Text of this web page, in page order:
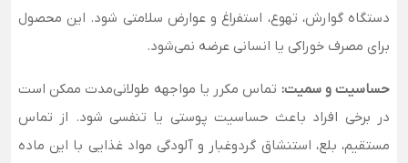
دستگاه گوارش، تهوع، استفراغ و عوارض سلامتی شود. این محصول
برای مصرف خوراکی یا انسانی عرضه نمی‌شود.
حساسیت و سمیت: تماس مکرر یا مواجهه طولانی‌مدت ممکن است
در برخی افراد باعث حساسیت پوستی یا تنفسی شود. از تماس
مستقیم، بلع، استنشاق گردوغبار و آلودگی مواد غذایی با این ماده